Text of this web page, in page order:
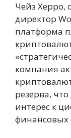
Чейз Херро,
директор
платформа
компания
резерва,
интерес к
финансовых